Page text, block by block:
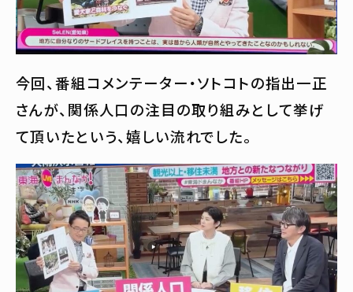
今回、番組コメンテーター・ソトコトの指出一正
さんが、関係人口の注目の取り組みとして挙げ
て頂いたという、嬉しい流れでした。